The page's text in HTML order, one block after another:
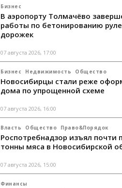
Бизнес
В аэропорту Толмачёво
работы по бетонированию
дорожек
07 августа 2026, 17:00
Бизнес Недвижимость Общество
Новосибирцы стали реже
дома по упрощенной схеме
07 августа 2026, 16:00
Власть Общество Право&Порядок
Роспотребнадзор изъял почти
тонны мяса в Новосибирской
07 августа 2026, 15:00
Финансы